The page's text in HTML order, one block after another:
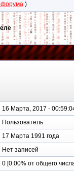
форума )
16 Марта, 2017 -
Пользователь
17 Марта 1991 года
Нет записей
0 [0.00% от общего